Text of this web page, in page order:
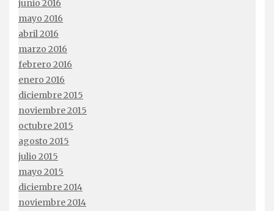
junio 2016
mayo 2016
abril 2016
marzo 2016
febrero 2016
enero 2016
diciembre 2015
noviembre 2015
octubre 2015
agosto 2015
julio 2015
mayo 2015
diciembre 2014
noviembre 2014